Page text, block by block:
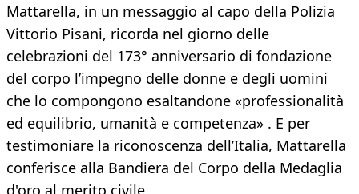
Mattarella, in un messaggio al capo della Polizia
Vittorio Pisani, ricorda nel giorno delle
celebrazioni del 173° anniversario di fondazione
del corpo l’impegno delle donne e degli uomini
che lo compongono esaltandone «professionalità
ed equilibrio, umanità e competenza» . E per
testimoniare la riconoscenza dell’Italia, Mattarella
conferisce alla Bandiera del Corpo della Medaglia
d'oro al merito civile.